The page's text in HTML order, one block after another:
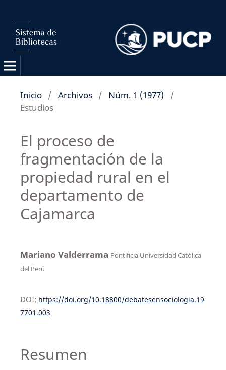
Inicio / Archivos / Núm. 1 (1977)
/
Estudios
El proceso de
fragmentación de la
propiedad rural en el
departamento de
Cajamarca
Mariano Valderrama Pontificia Universidad Católica
del Perú
DOI: https://doi.org/10.18800/debatesensociologia.19
7701.003
Resumen